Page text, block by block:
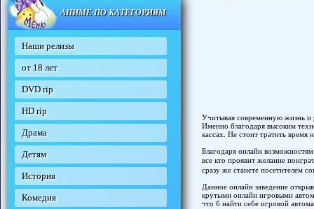
АНИМЕ ПО КАТЕГОРИЯМ
Наши релизы
от 18 лет
DVD rip
HD rip
Драма
Детям
История
Комедия
Учитывая современную жизнь и
Именно благодаря высоким
кассах. Не стоит тратить
Благодаря онлайн
все кто проявит желание
сразу же станете посетителем
Данное онлайн заведение
крутыми онлайн игровыми
что б найти себе игровой